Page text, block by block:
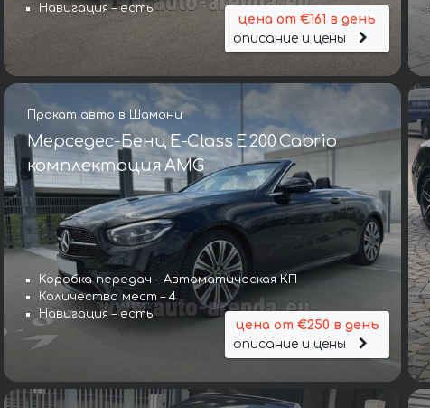
Навигация – есть
цена от €161 в день
описание и цены
Прокат авто в Шамони
Мерседес-Бенц E-Class E 200 Cabrio
комплектация AMG
Коробка передач – Автоматическая КП
Количество мест – 4
Навигация – есть
цена от €250 в день
описание и цены